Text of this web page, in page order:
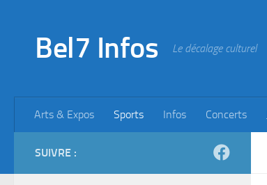
Bel7 Infos Le décalage culturel
Arts & Expos Sports Infos Concerts
SUIVRE :